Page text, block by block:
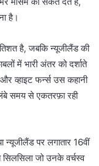
है।
है, जबकि न्यूजीलैंड की
में भारी अंतर को दर्शाते
व्हाइट फर्न्स उस कहानी
समय से एकतरफ़ा रही
पर लगातार 16वीं
जो उनके वर्चस्व